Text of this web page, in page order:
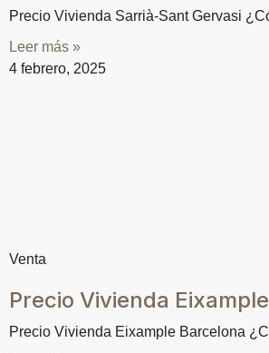
Precio Vivienda Sarrià-Sant Gervasi
Leer más »
4 febrero, 2025
Venta
Precio Vivienda
Precio Vivienda Eixample Barcelona